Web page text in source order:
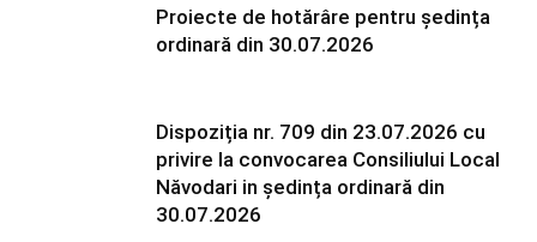
Proiecte de hotărâre pentru ședința
ordinară din 30.07.2026
Dispoziția nr. 709 din 23.07.2026 cu
privire la convocarea Consiliului Local
Năvodari in ședința ordinară din
30.07.2026